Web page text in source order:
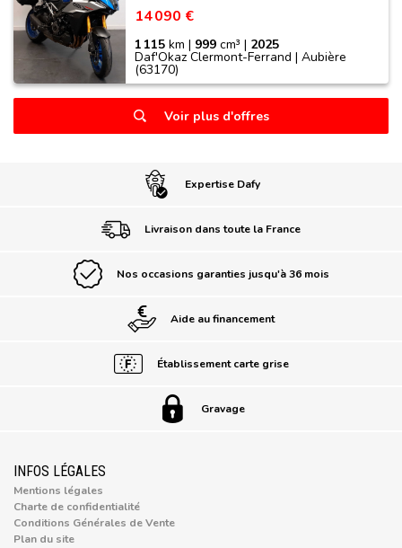
14 090 €
1 115 km | 999 cm³ | 2025
Daf'Okaz Clermont-Ferrand | Aubière
(63170)
Voir plus d'offres
Expertise Dafy
Livraison dans toute la France
Nos occasions garanties jusqu'à 36 mois
Aide au financement
Établissement carte grise
Gravage
INFOS LÉGALES
Mentions légales
Charte de confidentialité
Conditions Générales de Vente
Plan du site